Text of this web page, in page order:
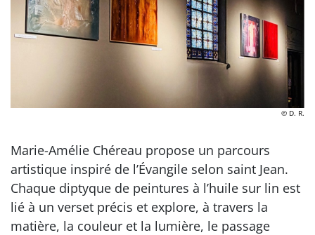
© D. R.
Marie-Amélie Chéreau propose un parcours
artistique inspiré de l’Évangile selon saint Jean.
Chaque diptyque de peintures à l’huile sur lin est
lié à un verset précis et explore, à travers la
matière, la couleur et la lumière, le passage